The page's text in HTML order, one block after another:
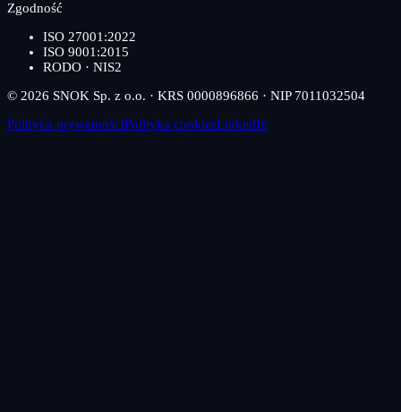
Zgodność
ISO 27001:2022
ISO 9001:2015
RODO · NIS2
© 2026 SNOK Sp. z o.o. · KRS 0000896866 · NIP 7011032504
Polityka prywatnościPolityka cookiesLinkedIn